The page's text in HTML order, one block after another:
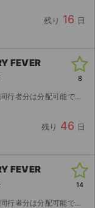
残り 16 日
FEVER
は致しかねますのでご了承ください。
残り 46 日
8
FEVER
は致しかねますのでご了承ください。
14